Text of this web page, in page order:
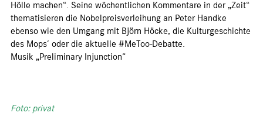
Hölle machen“. Seine wöchentlichen Kommentare in der „Zeit“
thematisieren die Nobelpreisverleihung an Peter Handke
ebenso wie den Umgang mit Björn Höcke, die Kulturgeschichte
des Mops‘ oder die aktuelle #MeToo-Debatte.
Musik „Preliminary Injunction“
Foto: privat